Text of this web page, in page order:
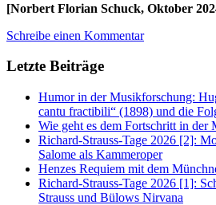
[Norbert Florian Schuck, Oktober
Schreibe einen Kommentar
Letzte Beiträge
Humor in der Musikforschung:
cantu fractibili“ (1898) und die
Wie geht es dem Fortschritt in der
Richard-Strauss-Tage 2026 [2]:
Salome als Kammeroper
Henzes Requiem mit dem
Richard-Strauss-Tage 2026 [1]:
Strauss und Bülows Nirvana